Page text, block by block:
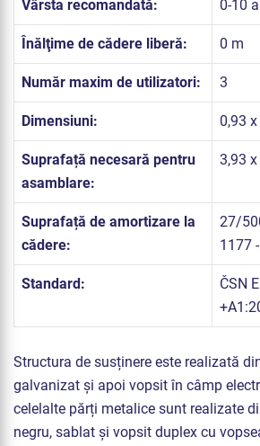
Vârsta recomandată: 0-10
Înălţime de cădere liberă: 0 m
Număr maxim de utilizatori: 3
Dimensiuni: 0,93
Suprafață necesară pentru
asamblare:
3,93
Suprafață de amortizare la
cădere:
27/
1177
Standard:
ČSN
Structura de susținere este realizată
galvanizat și apoi vopsit în câmp
celelalte părți metalice sunt realizate
negru, sablat și vopsit duplex cu